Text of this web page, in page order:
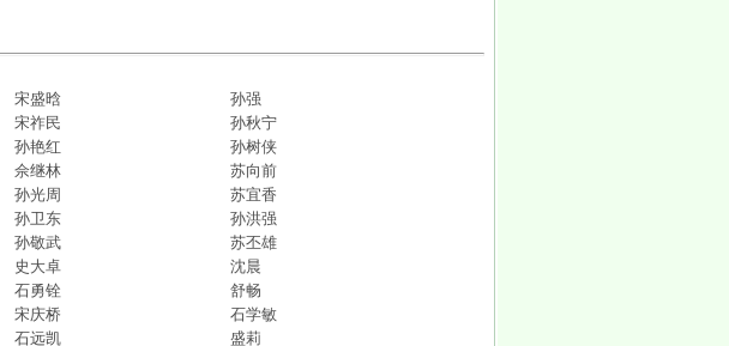
宋盛晗
孙强
宋祚民
孙秋宁
孙艳红
孙树侠
佘继林
苏向前
孙光周
苏宜香
孙卫东
孙洪强
孙敬武
苏丕雄
史大卓
沈晨
石勇铨
舒畅
宋庆桥
石学敏
石远凯 盛莉